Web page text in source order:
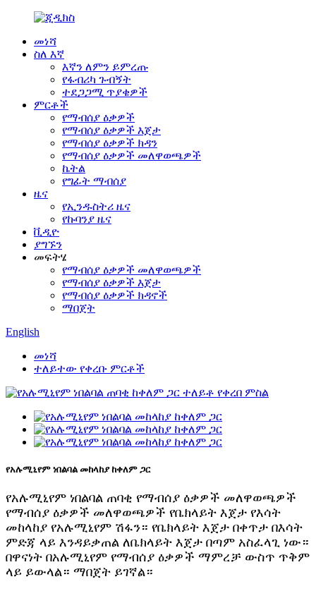
መነሻ
ስለ እኛ
እኛን ለምን ይምረጡ
የፋብሪካ ጉብኝት
ተደጋጋሚ ጥያቄዎች
ምርቶች
የማብሰያ ዕቃዎች
የማብሰያ ዕቃዎች እጀታ
የማብሰያ ዕቃዎች ክዳን
የማብሰያ ዕቃዎች መለዋወጫዎች
ኬትል
የግፊት ማብሰያ
ዜና
የኢንዱስትሪ ዜና
የኩባንያ ዜና
ቪዲዮ
ያግኙን
መፍትሄ
የማብሰያ ዕቃዎች መለዋወጫዎች
የማብሰያ ዕቃዎች እጀታ
የማብሰያ ዕቃዎች ክዳኖች
ማበጀት
English
መነሻ
ተለይተው የቀረቡ ምርቶች
የአሉሚኒየም ነበልባል መከላከያ ከቀለም ጋር
የአሉሚኒየም ነበልባል ጠባቂ የማብሰያ ዕቃዎች መለዋወጫዎች
የማብሰያ ዕቃዎች መለዋወጫዎች የቤክላይት እጀታ የእሳት
መከላከያ የአሉሚኒየም ሽፋን። የቤክላይት እጀታ በቀጥታ በእሳት
ምድጃ ላይ እንዳይቃጠል ለቤክላይት እጀታ በጣም አስፈላጊ ነው።
በዋናነት በአሉሚኒየም የማብሰያ ዕቃዎች ማምረቻ ውስጥ ጥቅም
ላይ ይውላል። ማበጀት ይገኛል።